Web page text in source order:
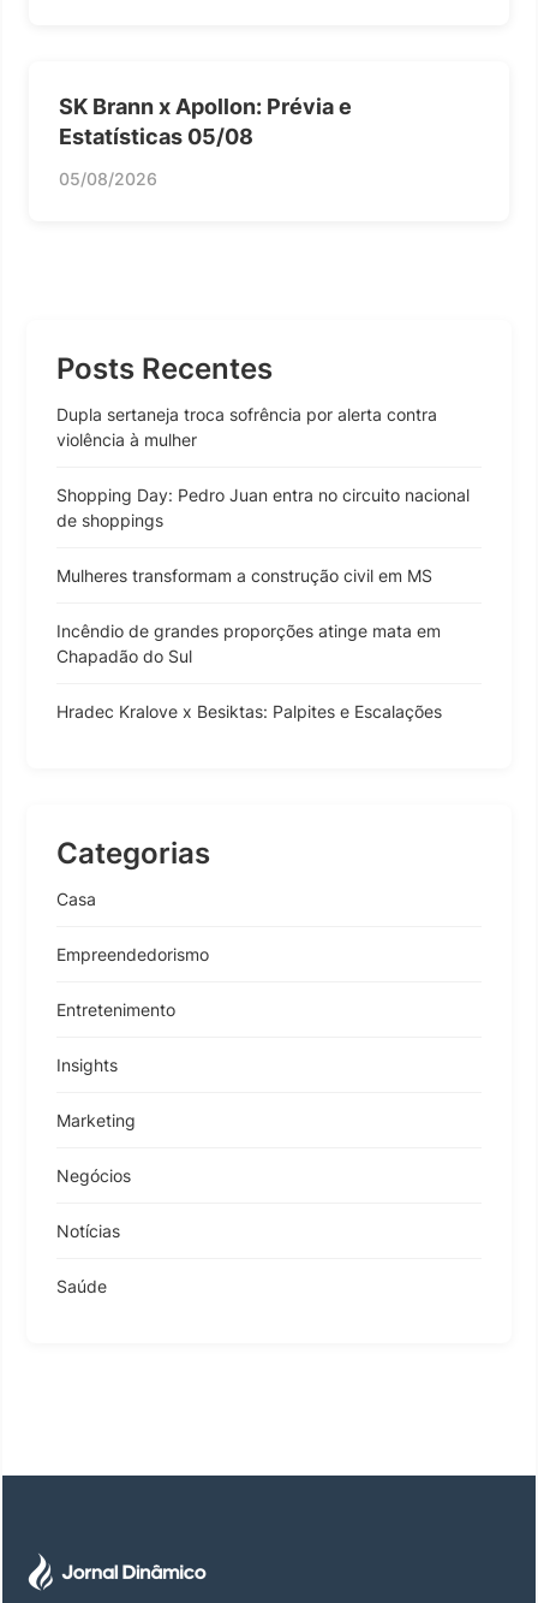
SK Brann x Apollon: Prévia e
Estatísticas 05/08
05/08/2026
Posts Recentes
Dupla sertaneja troca sofrência por alerta contra
violência à mulher
Shopping Day: Pedro Juan entra no circuito nacional
de shoppings
Mulheres transformam a construção civil em MS
Incêndio de grandes proporções atinge mata em
Chapadão do Sul
Hradec Kralove x Besiktas: Palpites e Escalações
Categorias
Casa
Empreendedorismo
Entretenimento
Insights
Marketing
Negócios
Notícias
Saúde